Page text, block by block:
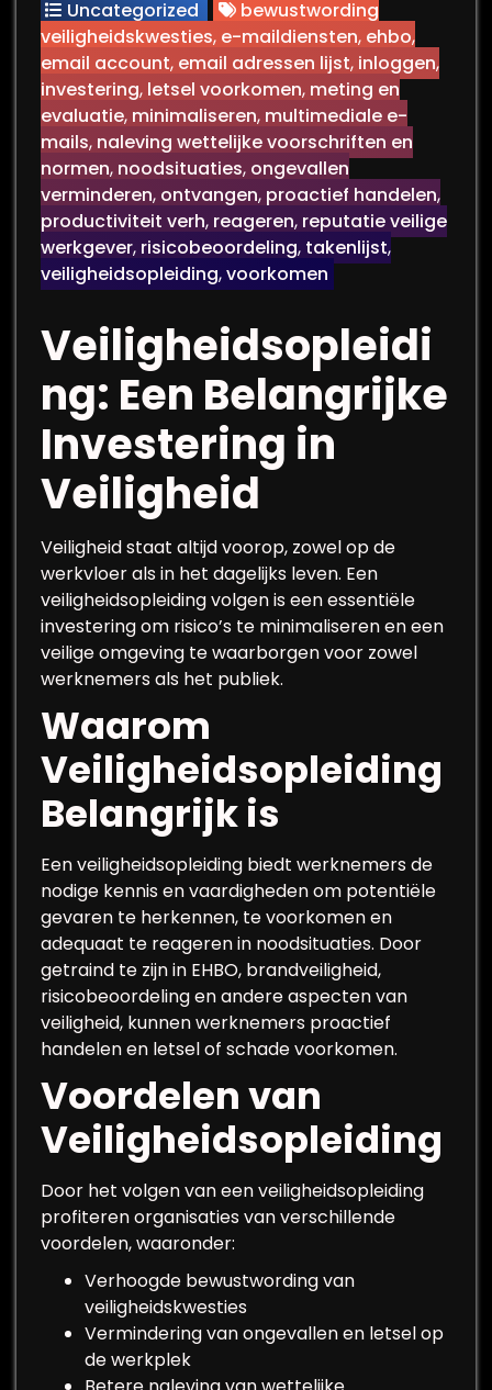
Uncategorized
bewustwording
veiligheidskwesties, e-maildiensten, ehbo,
email account, email adressen lijst, inloggen,
investering, letsel voorkomen, meting en
evaluatie, minimaliseren, multimediale e-
mails, naleving wettelijke voorschriften en
normen, noodsituaties, ongevallen
verminderen, ontvangen, proactief handelen,
productiviteit verh, reageren, reputatie veilige
werkgever, risicobeoordeling, takenlijst,
veiligheidsopleiding,voorkomen
Veiligheidsopleidi
ng: Een Belangrijke
Investering in
Veiligheid
Veiligheid staat altijd voorop, zowel op de
werkvloer als in het dagelijks leven. Een
veiligheidsopleiding volgen is een essentiële
investering om risico’s te minimaliseren en een
veilige omgeving te waarborgen voor zowel
werknemers als het publiek.
Waarom
Veiligheidsopleiding
Belangrijk is
Een veiligheidsopleiding biedt werknemers de
nodige kennis en vaardigheden om potentiële
gevaren te herkennen, te voorkomen en
adequaat te reageren in noodsituaties. Door
getraind te zijn in EHBO, brandveiligheid,
risicobeoordeling en andere aspecten van
veiligheid, kunnen werknemers proactief
handelen en letsel of schade voorkomen.
Voordelen van
Veiligheidsopleiding
Door het volgen van een veiligheidsopleiding
profiteren organisaties van verschillende
voordelen, waaronder:
Verhoogde bewustwording van
veiligheidskwesties
Vermindering van ongevallen en letsel op
de werkplek